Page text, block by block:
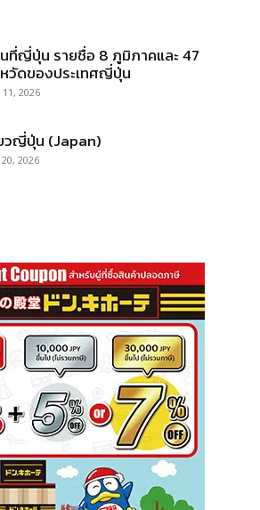
ที่ญี่ปุ่น รายชื่อ 8 ภูมิภาคและ 47
วัดของประเทศญี่ปุ่น
11, 2026
วญี่ปุ่น (Japan)
2026